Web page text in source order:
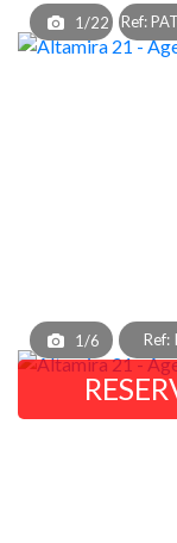
1/22 Ref:
1/6 Ref: